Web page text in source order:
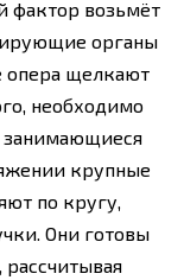
фактор возьмёт
органы
опера щелкают
необходимо
занимающиеся
крупные
по кругу,
Они готовы